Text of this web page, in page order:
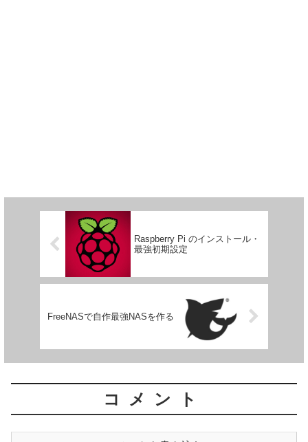
Raspberry Pi のインストール・
最強初期設定
FreeNASで自作最強NASを作る
コメント